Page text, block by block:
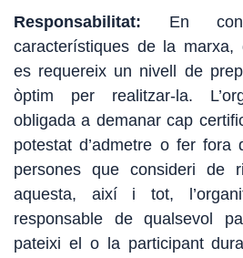
Responsabilitat: En
característiques de la marxa,
es requereix un nivell de
òptim per realitzar-la.
obligada a demanar cap
potestat d’admetre o fer fora
persones que consideri de
aquesta, així i tot,
responsable de qualsevol
pateixi el o la participant